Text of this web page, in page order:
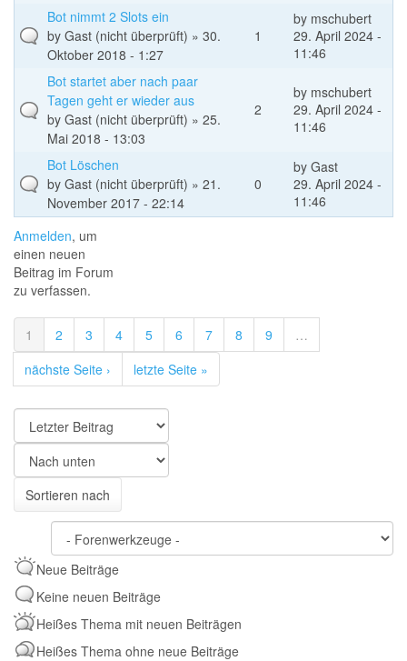
Bot nimmt 2 Slots ein
by Gast (nicht überprüft) » 30.
Oktober 2018 - 1:27
1
by mschubert
29. April 2024 -
11:46
Bot startet aber nach paar
Tagen geht er wieder aus
by Gast (nicht überprüft) » 25.
Mai 2018 - 13:03
2
by mschubert
29. April 2024 -
11:46
Bot Löschen
by Gast (nicht überprüft) » 21.
November 2017 - 22:14
0
by Gast
29. April 2024 -
11:46
Anmelden, um
einen neuen
Beitrag im Forum
zu verfassen.
1 2 3 4 5 6 7 8 9
…
nächste Seite ›
letzte Seite »
Sortieren
nach
Sortieren
nach
Sortieren nach
Neue Beiträge
Keine neuen Beiträge
Heißes Thema mit neuen Beiträgen
Heißes Thema ohne neue Beiträge